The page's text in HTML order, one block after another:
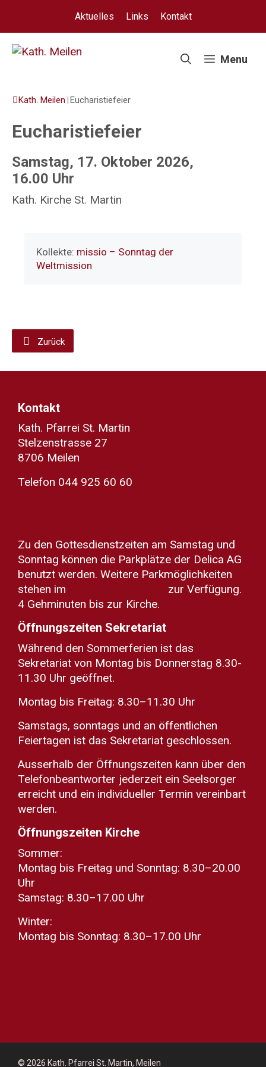
Inhalt
Aktuelles Links Kontakt
Menu
Kath. Meilen |Eucharistiefeier
Eucharistiefeier
Samstag, 17. Oktober 2026,
16.00 Uhr
Kath. Kirche St. Martin
Kollekte: missio – Sonntag der
Weltmission
Zurück
Kontakt
Kath. Pfarrei St. Martin
Stelzenstrasse 27
8706 Meilen
Telefon 044 925 60 60
Zu den Gottesdienstzeiten am Samstag und
Sonntag können die Parkplätze der Delica AG
benutzt werden. Weitere Parkmöglichkeiten
stehen im
zur Verfügung.
4 Gehminuten bis zur Kirche.
Öffnungszeiten Sekretariat
Während den Sommerferien ist das
Sekretariat von Montag bis Donnerstag 8.30-
11.30 Uhr geöffnet.
Montag bis Freitag: 8.30–11.30 Uhr
Samstags, sonntags und an öffentlichen
Feiertagen ist das Sekretariat geschlossen.
Ausserhalb der Öffnungszeiten kann über den
Telefonbeantworter jederzeit ein Seelsorger
erreicht und ein individueller Termin vereinbart
werden.
Öffnungszeiten Kirche
Sommer:
Montag bis Freitag und Sonntag: 8.30–20.00
Uhr
Samstag: 8.30–17.00 Uhr
Winter:
Montag bis Sonntag: 8.30–17.00 Uhr
© 2026 Kath. Pfarrei St. Martin, Meilen